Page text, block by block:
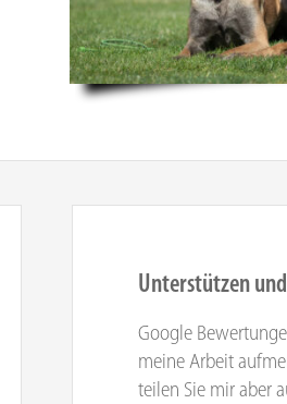
Unterstützen
Google
meine Arbeit
teilen Sie mir aber